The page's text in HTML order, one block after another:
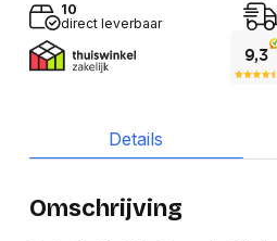
10
direct leverbaar
Details
Omschrijving